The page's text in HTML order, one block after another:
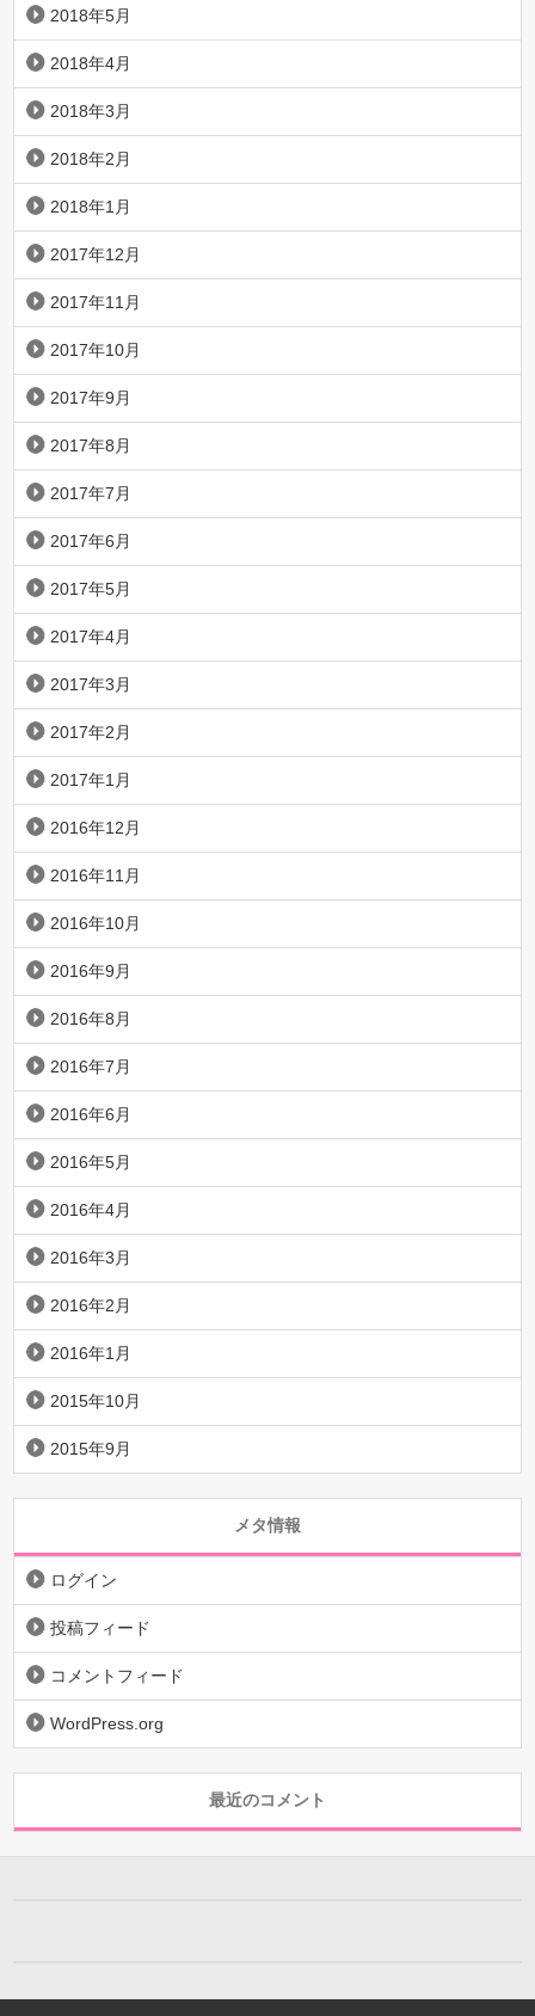
2018年5月
2018年4月
2018年3月
2018年2月
2018年1月
2017年12月
2017年11月
2017年10月
2017年9月
2017年8月
2017年7月
2017年6月
2017年5月
2017年4月
2017年3月
2017年2月
2017年1月
2016年12月
2016年11月
2016年10月
2016年9月
2016年8月
2016年7月
2016年6月
2016年5月
2016年4月
2016年3月
2016年2月
2016年1月
2015年10月
2015年9月
メタ情報
ログイン
投稿フィード
コメントフィード
WordPress.org
最近のコメント